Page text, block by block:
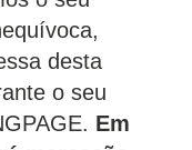
desta
o seu
Em